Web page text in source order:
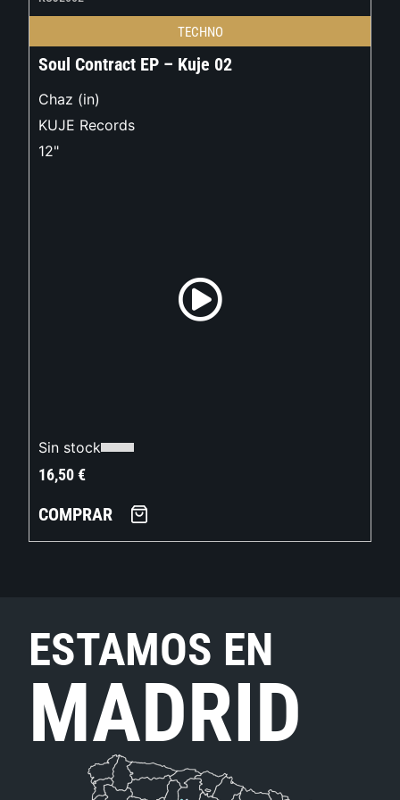
TECHNO
Soul Contract EP – Kuje 02
Chaz (in)
KUJE Records
12"
Sin stock
16,50€
COMPRAR
ESTAMOS EN
MADRID